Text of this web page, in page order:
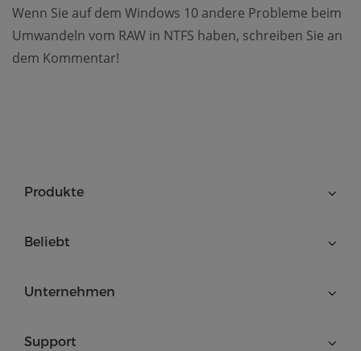
Wenn Sie auf dem Windows 10 andere Probleme beim
Umwandeln vom RAW in NTFS haben, schreiben Sie an
dem Kommentar!
Produkte
Beliebt
Unternehmen
Support